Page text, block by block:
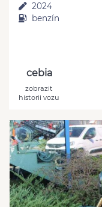
2024
benzín
cebia
zobrazit
historii vozu